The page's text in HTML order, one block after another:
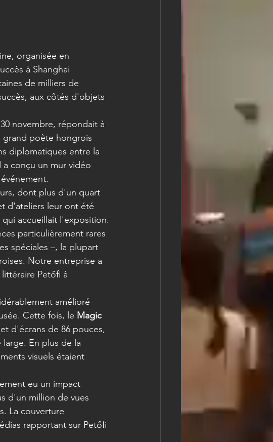
organisée en
à Shanghai
de milliers de
aux côtés d'objets
novembre, répondait à
grand poète hongrois
diplomatiques entre la
conçu un mur vidéo
dont plus d'un quart
d'ateliers leur ont été
accueillait l'exposition.
particulièrement rares
spéciales –, la plupart
Notre entreprise a
Petőfi à
amélioré
Cette fois, le Magic
d'écrans de 86 pouces,
En plus de la
visuels étaient
eu un impact
d'un million de vues
La couverture
rapportant sur Petőfi